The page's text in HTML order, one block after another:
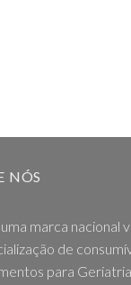
NÓS
marca nacional
de
para